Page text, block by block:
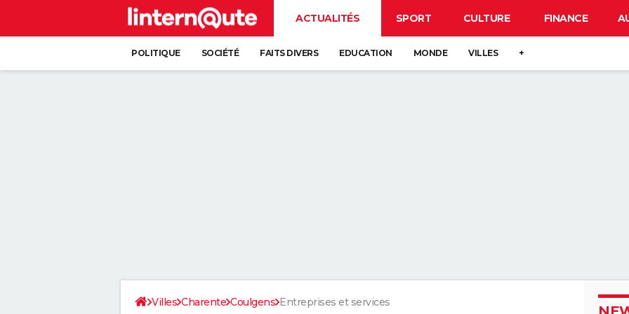
ACTUALITÉS SPORT CULTURE FINANCE
POLITIQUE SOCIÉTÉ FAITS DIVERS EDUCATION MONDE VILLES +
Villes Charente Coulgens Entreprises et services